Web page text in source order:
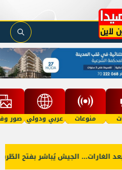
منوعات عربي ودولي صور
الجيش يُباشر بفتح الطّرقات!